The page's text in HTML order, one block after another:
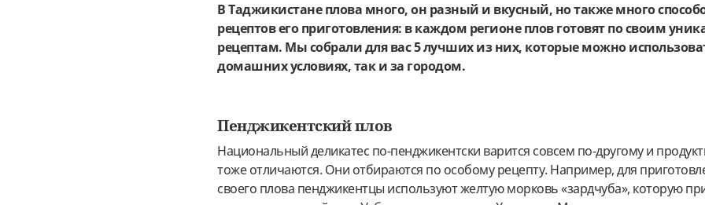
В Таджикистане плова много, он разный и вкусный, но также много
рецептов его приготовления: в каждом регионе плов готовят по своим
рецептам. Мы собрали для вас 5 лучших из них, которые можно
домашних условиях, так и за городом.
Пенджикентский плов
Национальный деликатес по-пенджикентски варится совсем по-другому и
тоже отличаются. Они отбираются по особому рецепту. Например, для
своего плова пенджикентцы используют желтую морковь «зардчуба», которую